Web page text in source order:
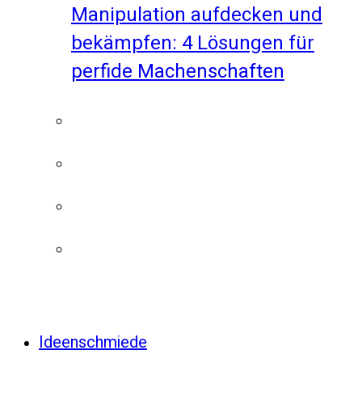
Manipulation aufdecken und
bekämpfen: 4 Lösungen für
perfide Machenschaften
Ideenschmiede